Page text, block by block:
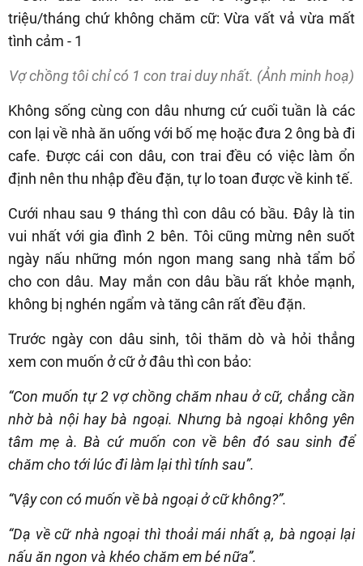
Vợ chồng tôi chỉ có 1 con trai duy nhất. (Ảnh minh hoạ)
Không sống cùng con dâu nhưng cứ cuối tuần là các
con lại về nhà ăn uống với bố mẹ hoặc đưa 2 ông bà đi
cafe. Được cái con dâu, con trai đều có việc làm ổn
định nên thu nhập đều đặn, tự lo toan được về kinh tế.
Cưới nhau sau 9 tháng thì con dâu có bầu. Đây là tin
vui nhất với gia đình 2 bên. Tôi cũng mừng nên suốt
ngày nấu những món ngon mang sang nhà tẩm bổ
cho con dâu. May mắn con dâu bầu rất khỏe mạnh,
không bị nghén ngẩm và tăng cân rất đều đặn.
Trước ngày con dâu sinh, tôi thăm dò và hỏi thẳng
xem con muốn ở cữ ở đâu thì con bảo:
“Con muốn tự 2 vợ chồng chăm nhau ở cữ, chẳng cần
nhờ bà nội hay bà ngoại. Nhưng bà ngoại không yên
tâm mẹ à. Bà cứ muốn con về bên đó sau sinh để
chăm cho tới lúc đi làm lại thì tính sau”.
“Vậy con có muốn về bà ngoại ở cữ không?”.
“Dạ về cữ nhà ngoại thì thoải mái nhất ạ, bà ngoại lại
nấu ăn ngon và khéo chăm em bé nữa”.